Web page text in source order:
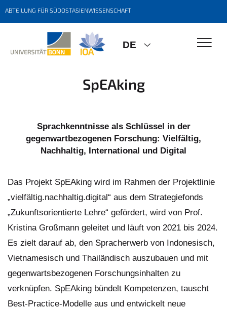
ABTEILUNG FÜR SÜDOSTASIENWISSENSCHAFT
DE
SpEAking
Sprachkenntnisse als Schlüssel in der
gegenwartbezogenen Forschung: Vielfältig,
Nachhaltig, International und Digital
Das Projekt SpEAking wird im Rahmen der Projektlinie
„vielfältig.nachhaltig.digital“ aus dem Strategiefonds
„Zukunftsorientierte Lehre“ gefördert, wird von Prof.
Kristina Großmann geleitet und läuft von 2021 bis 2024.
Es zielt darauf ab, den Spracherwerb von Indonesisch,
Vietnamesisch und Thailändisch auszubauen und mit
gegenwartsbezogenen Forschungsinhalten zu
verknüpfen. SpEAking bündelt Kompetenzen, tauscht
Best-Practice-Modelle aus und entwickelt neue